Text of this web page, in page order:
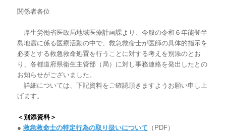
関係者各位
厚生労働省医政局地域医療計画課より、今般の令和６年能登半
島地震に係る医療活動の中で、救急救命士が医師の具体的指示を
必要とする救急救命処置を行うことに対する考えを別添のとお
り、各都道府県衛生主管部（局）に対し事務連絡を発出したとの
お知らせがございました。
詳細については、下記資料をご確認頂きますようお願い申し上
げます。
＜別添資料＞
● 救急救命士の特定行為の取り扱いについて （PDF）